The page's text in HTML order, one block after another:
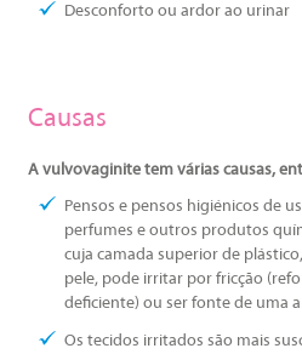
Desconforto ou ardor ao urinar
Causas
A vulvovaginite tem várias causas,
Pensos e pensos higiénicos de
perfumes e outros produtos
cuja camada superior de
pele, pode irritar por fricção
deficiente) ou ser fonte de uma
Os tecidos irritados são mais